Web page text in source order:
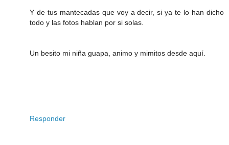
Y de tus mantecadas que voy a decir, si ya te lo han dicho
todo y las fotos hablan por si solas.
Un besito mi niña guapa, animo y mimitos desde aquí.
Responder